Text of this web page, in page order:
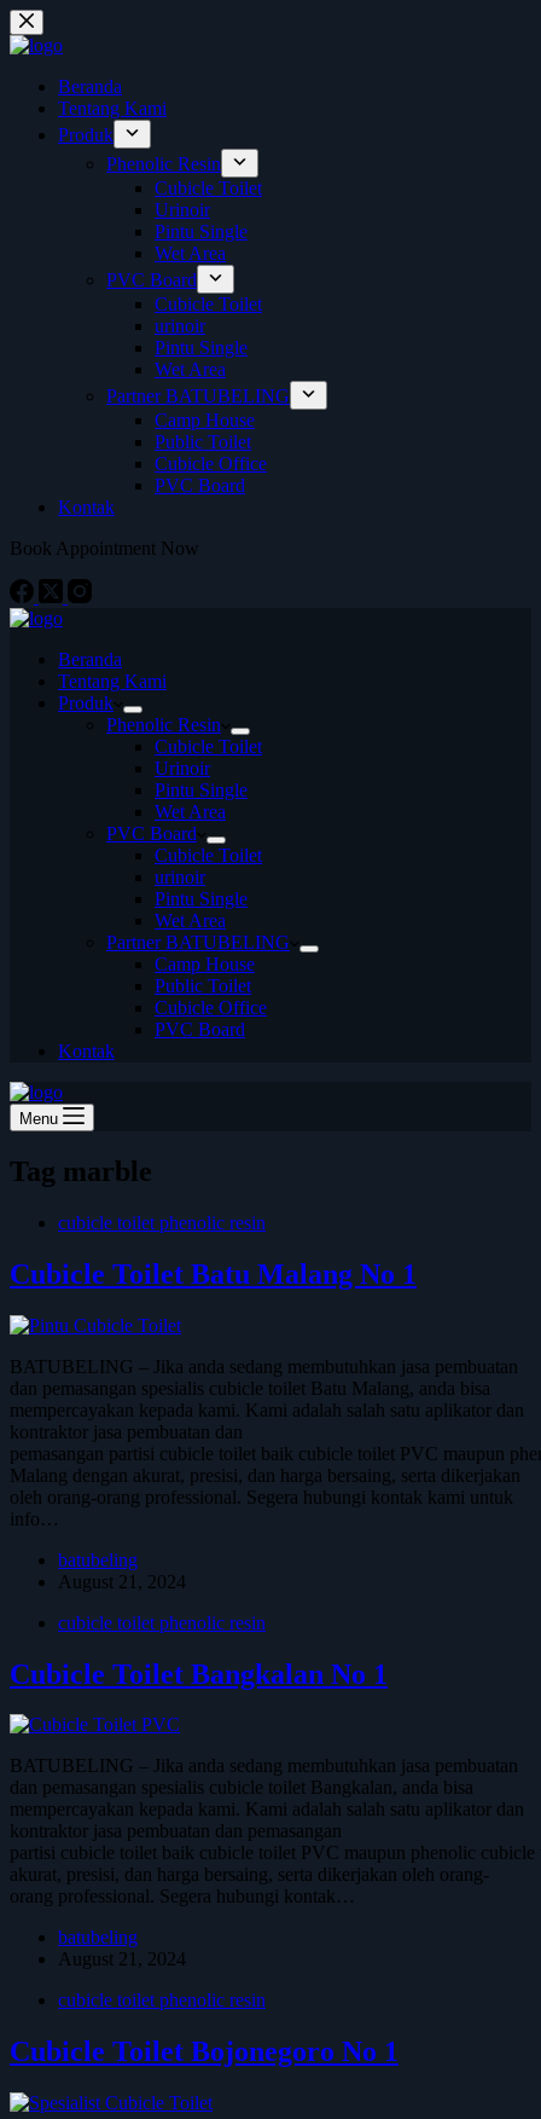
Skip
to
content
Beranda
Tentang Kami
Produk
Phenolic Resin
Cubicle Toilet
Urinoir
Pintu Single
Wet Area
PVC Board
Cubicle Toilet
urinoir
Pintu Single
Wet Area
Partner BATUBELING
Camp House
Public Toilet
Cubicle Office
PVC Board
Kontak
Book Appointment Now
Beranda
Tentang Kami
Produk
Phenolic Resin
Cubicle Toilet
Urinoir
Pintu Single
Wet Area
PVC Board
Cubicle Toilet
urinoir
Pintu Single
Wet Area
Partner BATUBELING
Camp House
Public Toilet
Cubicle Office
PVC Board
Kontak
Menu
Tag marble
cubicle toilet phenolic resin
Cubicle Toilet Batu Malang No 1
BATUBELING – Jika anda sedang membutuhkan jasa pembuatan
dan pemasangan spesialis cubicle toilet Batu Malang, anda bisa
mempercayakan kepada kami. Kami adalah salah satu aplikator dan
kontraktor jasa pembuatan dan
pemasangan partisi cubicle toilet baik cubicle toilet PVC maupun
Malang dengan akurat, presisi, dan harga bersaing, serta dikerjakan
oleh orang-orang professional. Segera hubungi kontak kami untuk
info…
batubeling
August 21, 2024
cubicle toilet phenolic resin
Cubicle Toilet Bangkalan No 1
BATUBELING – Jika anda sedang membutuhkan jasa pembuatan
dan pemasangan spesialis cubicle toilet Bangkalan, anda bisa
mempercayakan kepada kami. Kami adalah salah satu aplikator dan
kontraktor jasa pembuatan dan pemasangan
partisi cubicle toilet baik cubicle toilet PVC maupun phenolic cubicle
akurat, presisi, dan harga bersaing, serta dikerjakan oleh orang-
orang professional. Segera hubungi kontak…
batubeling
August 21, 2024
cubicle toilet phenolic resin
Cubicle Toilet Bojonegoro No 1